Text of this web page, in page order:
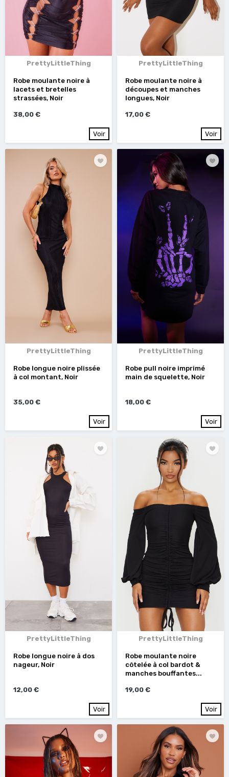
PrettyLittleThing
Robe moulante noire à
lacets et bretelles
strassées, Noir
38,00 €
Voir
PrettyLittleThing
Robe moulante noire à
découpes et manches
longues, Noir
17,00 €
Voir
PrettyLittleThing
Robe longue noire plissée
à col montant, Noir
35,00 €
Voir
PrettyLittleThing
Robe pull noire imprimé
main de squelette, Noir
18,00 €
Voir
PrettyLittleThing
Robe longue noire à dos
nageur, Noir
12,00 €
Voir
PrettyLittleThing
Robe moulante noire
côtelée à col bardot &
manches bouffantes...
19,00 €
Voir